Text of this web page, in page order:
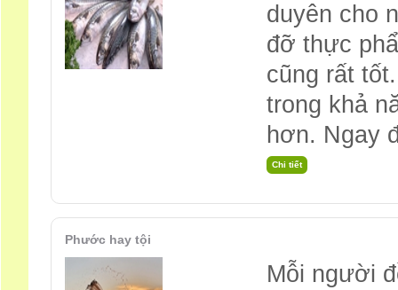
duyên cho
đỡ thực
cũng rất
trong khả
hơn. Ngay
Phước hay tội
Mỗi người